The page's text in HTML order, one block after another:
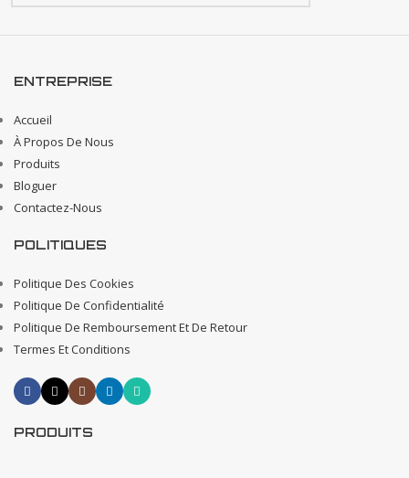
ENTREPRISE
Accueil
À Propos De Nous
Produits
Bloguer
Contactez-Nous
POLITIQUES
Politique Des Cookies
Politique De Confidentialité
Politique De Remboursement Et De Retour
Termes Et Conditions
PRODUITS